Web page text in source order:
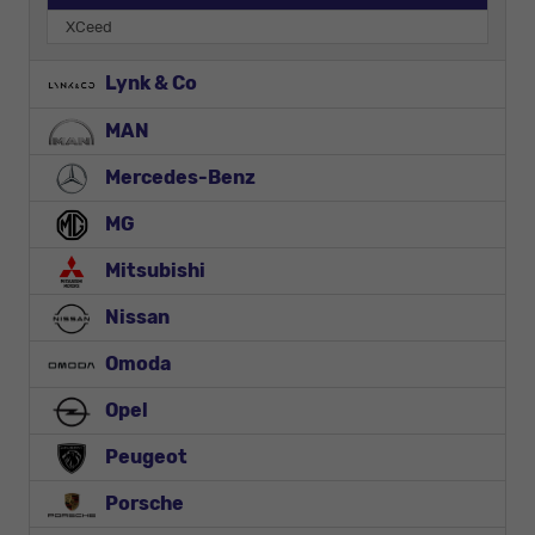
XCeed
Lynk & Co
MAN
Mercedes-Benz
MG
Mitsubishi
Nissan
Omoda
Opel
Peugeot
Porsche